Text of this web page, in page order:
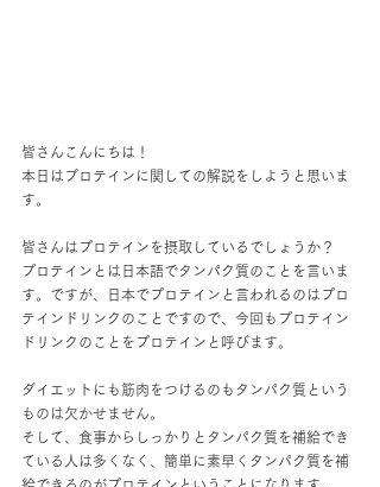
皆さんこんにちは！
本日はプロテインに関しての解説をしようと思いま
す。
皆さんはプロテインを摂取しているでしょうか？
プロテインとは日本語でタンパク質のことを言いま
す。ですが、日本でプロテインと言われるのはプロ
テインドリンクのことですので、今回もプロテイン
ドリンクのことをプロテインと呼びます。
ダイエットにも筋肉をつけるのもタンパク質という
ものは欠かせません。
そして、食事からしっかりとタンパク質を補給でき
ている人は多くなく、簡単に素早くタンパク質を補